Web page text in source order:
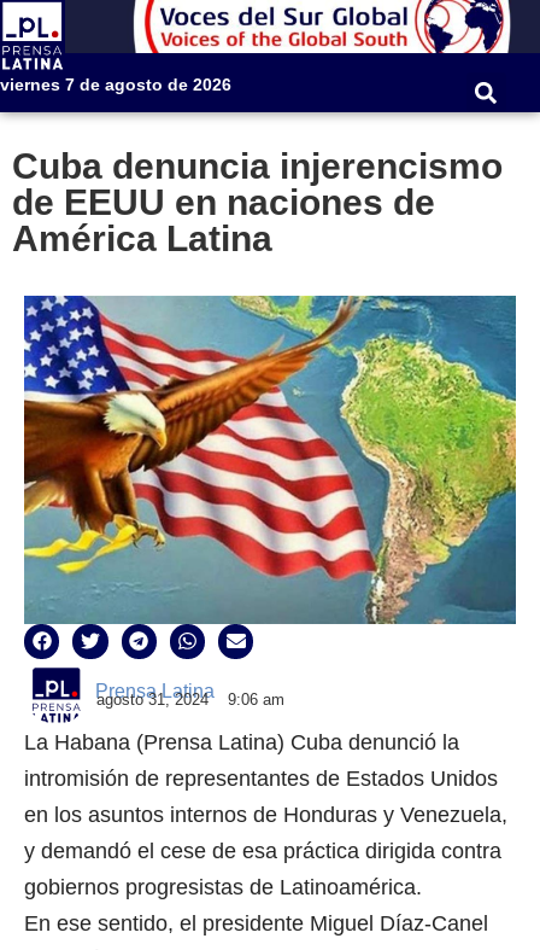
viernes 7 de agosto de 2026
Cuba denuncia injerencismo
de EEUU en naciones de
América Latina
Prensa Latina
agosto 31, 2024 9:06 am
La Habana (Prensa Latina) Cuba denunció la
intromisión de representantes de Estados Unidos
en los asuntos internos de Honduras y Venezuela,
y demandó el cese de esa práctica dirigida contra
gobiernos progresistas de Latinoamérica.
En ese sentido, el presidente Miguel Díaz-Canel